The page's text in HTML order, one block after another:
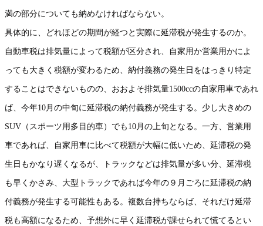
満の部分についても納めなければならない。
具体的に、どれほどの期間が経つと実際に延滞税が発生するのか。
自動車税は排気量によって税額が区分され、自家用か営業用かによ
っても大きく税額が変わるため、納付義務の発生日をはっきり特定
することはできないものの、おおよそ排気量1500ccの自家用車であれ
ば、今年10月の中旬に延滞税の納付義務が発生する。少し大きめの
SUV（スポーツ用多目的車）でも10月の上旬となる。一方、営業用
車であれば、自家用車に比べて税額が大幅に低いため、延滞税の発
生日もかなり遅くなるが、トラックなどは排気量が多い分、延滞税
も早くかさみ、大型トラックであれば今年の９月ごろに延滞税の納
付義務が発生する可能性もある。複数台持ちならば、それだけ延滞
税も高額になるため、予想外に早く延滞税が課せられて慌てるとい